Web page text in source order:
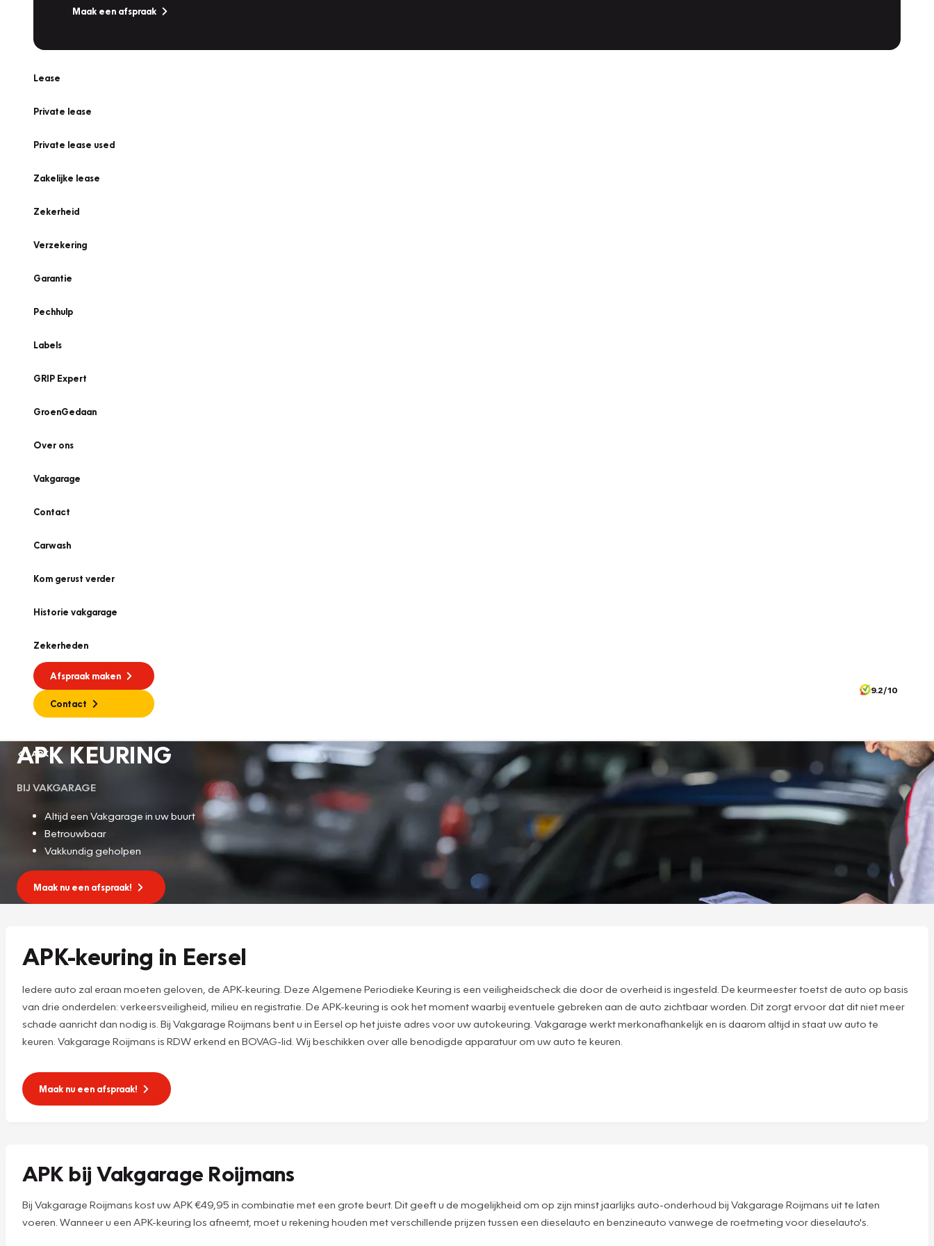
Maak een afspraak
Lease
Private lease
Private lease used
Zakelijke lease
Zekerheid
Verzekering
Garantie
Pechhulp
Labels
GRIP Expert
GroenGedaan
Over ons
Vakgarage
Contact
Carwash
Kom gerust verder
Historie vakgarage
Zekerheden
Afspraak maken
Contact
9.2/10
APK
APK KEURING
BIJ VAKGARAGE
Altijd een Vakgarage in uw buurt
Betrouwbaar
Vakkundig geholpen
Maak nu een afspraak!
APK-keuring in Eersel
Iedere auto zal eraan moeten geloven, de APK-keuring. Deze Algemene Periodieke Keuring is een veiligheidscheck die door de overheid is ingesteld. De keurmeester toetst de auto op basis
van drie onderdelen: verkeersveiligheid, milieu en registratie. De APK-keuring is ook het moment waarbij eventuele gebreken aan de auto zichtbaar worden. Dit zorgt ervoor dat dit niet meer
schade aanricht dan nodig is. Bij Vakgarage Roijmans bent u in Eersel op het juiste adres voor uw autokeuring. Vakgarage werkt merkonafhankelijk en is daarom altijd in staat uw auto te
keuren. Vakgarage Roijmans is RDW erkend en BOVAG-lid. Wij beschikken over alle benodigde apparatuur om uw auto te keuren.
Maak nu een afspraak!
APK bij Vakgarage Roijmans
Bij Vakgarage Roijmans kost uw APK €49,95 in combinatie met een grote beurt. Dit geeft u de mogelijkheid om op zijn minst jaarlijks auto-onderhoud bij Vakgarage Roijmans uit te laten
voeren. Wanneer u een APK-keuring los afneemt, moet u rekening houden met verschillende prijzen tussen een dieselauto en benzineauto vanwege de roetmeting voor dieselauto's.